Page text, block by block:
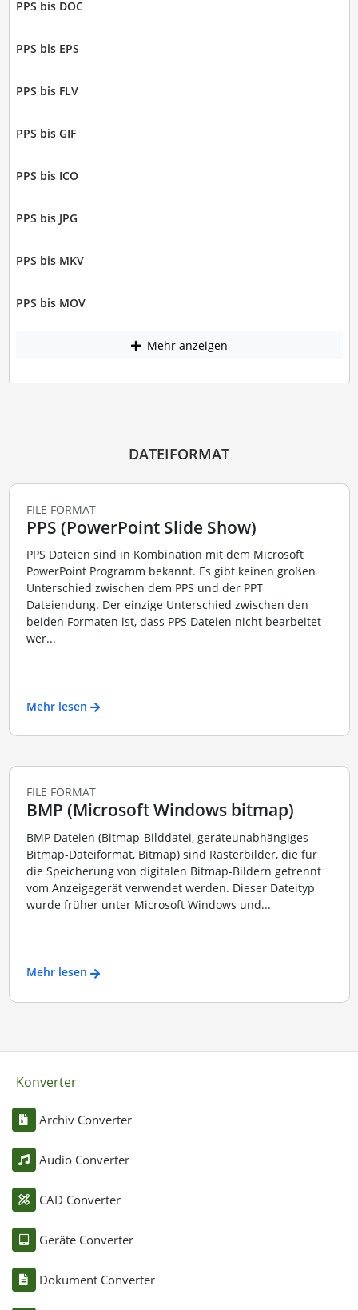
PPS bis DOC
PPS bis EPS
PPS bis FLV
PPS bis GIF
PPS bis ICO
PPS bis JPG
PPS bis MKV
PPS bis MOV
Mehr anzeigen
DATEIFORMAT
FILE FORMAT
PPS (PowerPoint Slide Show)
PPS Dateien sind in Kombination mit dem Microsoft
PowerPoint Programm bekannt. Es gibt keinen großen
Unterschied zwischen dem PPS und der PPT
Dateiendung. Der einzige Unterschied zwischen den
beiden Formaten ist, dass PPS Dateien nicht bearbeitet
wer...
Mehr lesen
FILE FORMAT
BMP (Microsoft Windows bitmap)
BMP Dateien (Bitmap-Bilddatei, geräteunabhängiges
Bitmap-Dateiformat, Bitmap) sind Rasterbilder, die für
die Speicherung von digitalen Bitmap-Bildern getrennt
vom Anzeigegerät verwendet werden. Dieser Dateityp
wurde früher unter Microsoft Windows und...
Mehr lesen
Konverter
Archiv Converter
Audio Converter
CAD Converter
Geräte Converter
Dokument Converter